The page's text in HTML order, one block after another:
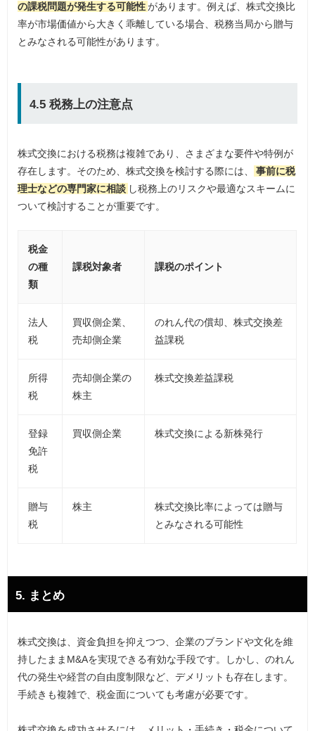
の課税問題が発生する可能性があります。例えば、株式交換比
率が市場価値から大きく乖離している場合、税務当局から贈与
とみなされる可能性があります。
4.5 税務上の注意点
株式交換における税務は複雑であり、さまざまな要件や特例が
存在します。そのため、株式交換を検討する際には、
事前に税
理士などの専門家に相談 し税務上のリスクや最適なスキームに
ついて検討することが重要です。
税金
の種
類
課税対象者 課税のポイント
法人
税
買収側企業、
売却側企業
のれん代の償却、株式交換差
益課税
所得
税
売却側企業の
株主
株式交換差益課税
登録
免許
税
買収側企業 株式交換による新株発行
贈与
税
株主
株式交換比率によっては贈与
とみなされる可能性
5. まとめ
株式交換は、資金負担を抑えつつ、企業のブランドや文化を維
持したままM&Aを実現できる有効な手段です。しかし、のれん
代の発生や経営の自由度制限など、デメリットも存在します。
手続きも複雑で、税金面についても考慮が必要です。